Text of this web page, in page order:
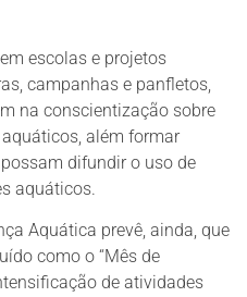
escolas e projetos
campanhas e panfletos,
na conscientização sobre
além formar
difundir o uso de
aquáticos.
Aquática prevê, ainda, que
como o “Mês de
de atividades